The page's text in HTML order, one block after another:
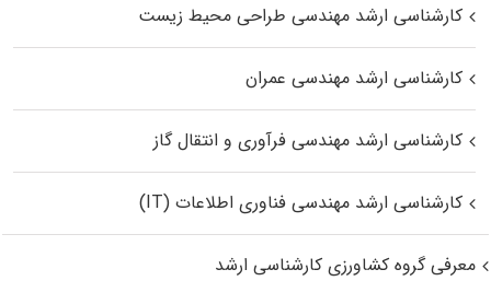
کارشناسی ارشد مهندسی طراحی محیط زیست
کارشناسی ارشد مهندسی عمران
کارشناسی ارشد مهندسی فرآوری و انتقال گاز
کارشناسی ارشد مهندسی فناوری اطلاعات (IT)
معرفی گروه کشاورزی کارشناسی ارشد